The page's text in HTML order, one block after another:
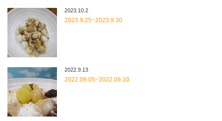
2023.10.2
2023.9.25~2023.9.30
2022.9.13
2022.09.05~2022.09.10